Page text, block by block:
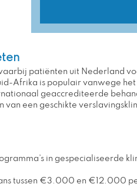
patiënten uit Nederland
Afrika is populair vanwege
geaccrediteerde
een geschikte
in gespecialiseerde
tussen €3.000 en €12.000